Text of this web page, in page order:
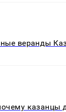
веранды
казанцы